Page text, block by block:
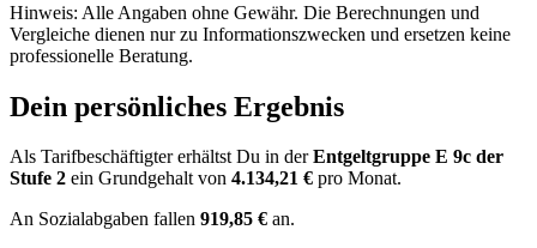
Hinweis: Alle Angaben ohne Gewähr. Die Berechnungen und
Vergleiche dienen nur zu Informationszwecken und ersetzen keine
professionelle Beratung.
Dein persönliches Ergebnis
Als Tarifbeschäftigter erhältst Du in derEntgeltgruppe E 9c der
Stufe 2 ein Grundgehalt von 4.134,21 € pro Monat.
An Sozialabgaben fallen 919,85 € an.